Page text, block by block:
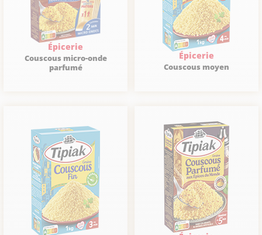
Épicerie
Couscous micro-onde
parfumé
Épicerie
Couscous moyen